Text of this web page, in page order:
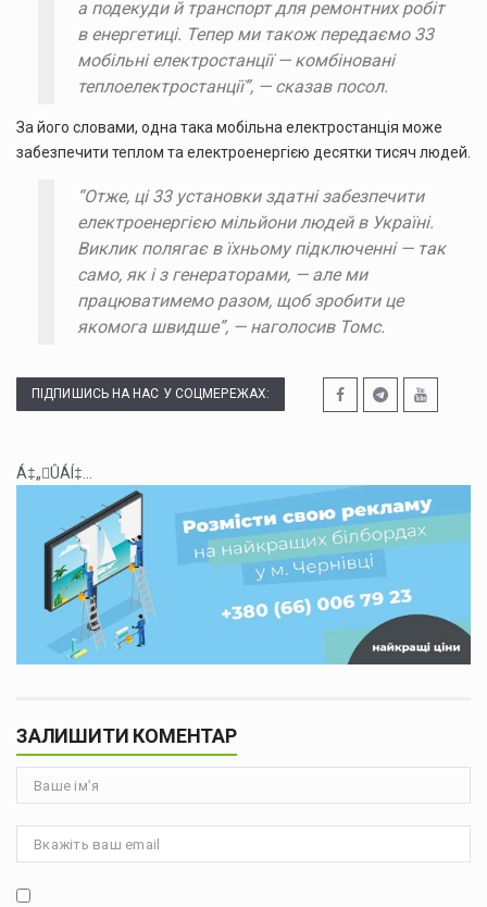
а подекуди й транспорт для ремонтних робіт
в енергетиці. Тепер ми також передаємо 33
мобільні електростанції — комбіновані
теплоелектростанції”, — сказав посол.
За його словами, одна така мобільна електростанція може
забезпечити теплом та електроенергією десятки тисяч людей.
“Отже, ці 33 установки здатні забезпечити
електроенергією мільйони людей в Україні.
Виклик полягає в їхньому підключенні — так
само, як і з генераторами, — але ми
працюватимемо разом, щоб зробити це
якомога швидше”, — наголосив Томс.
ПІДПИШИСЬ НА НАС У СОЦМЕРЕЖАХ:
Á‡„ÛÁÍ‡...
ЗАЛИШИТИ КОМЕНТАР